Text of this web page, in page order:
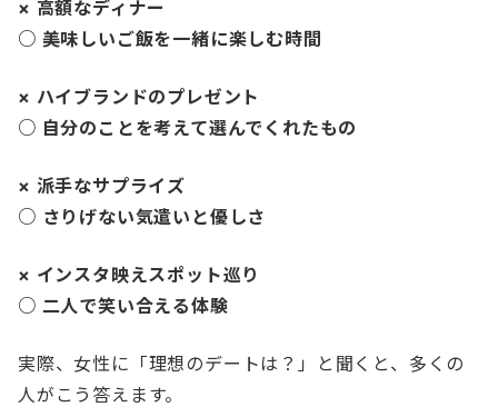
× 高額なディナー
○ 美味しいご飯を一緒に楽しむ時間
× ハイブランドのプレゼント
○ 自分のことを考えて選んでくれたもの
× 派手なサプライズ
○ さりげない気遣いと優しさ
× インスタ映えスポット巡り
○ 二人で笑い合える体験
実際、女性に「理想のデートは？」と聞くと、多くの
人がこう答えます。